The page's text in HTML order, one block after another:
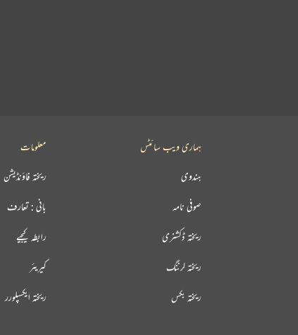
معلومات
ریختہ فاؤنڈیشن
بانی : تعارف
رابطہ کیجیے
کیریئر
ریختہ ایکسپلورر
ہماری ویب سائٹس
ہندوی
صوفی نامہ
ریختہ ڈکشنری
ریختہ لرننگ
ریختہ بکس